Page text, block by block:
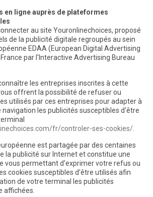
en ligne auprès de plateformes
au site Youronlinechoices, proposé
de la publicité digitale regroupés au sein
EDAA (European Digital Advertising
par l'Interactive Advertising Bureau
les entreprises inscrites à cette
offrent la possibilité de refuser ou
utilisés par ces entreprises pour adapter à
les publicités susceptibles d'être
fr/controler-ses-cookies/
est partagée par des centaines
la publicité sur Internet et constitue une
vous permettant d'exprimer votre refus ou
cookies susceptibles d'être utilisés afin
de votre terminal les publicités
affichées.